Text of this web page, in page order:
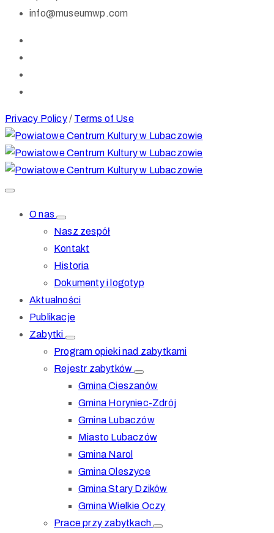
info@museumwp.com
Privacy Policy/ Terms of Use
O nas
Nasz zespół
Kontakt
Historia
Dokumenty i logotyp
Aktualności
Publikacje
Zabytki
Program opieki nad zabytkami
Rejestr zabytków
Gmina Cieszanów
Gmina Horyniec-Zdrój
Gmina Lubaczów
Miasto Lubaczów
Gmina Narol
Gmina Oleszyce
Gmina Stary Dzików
Gmina Wielkie Oczy
Prace przy zabytkach